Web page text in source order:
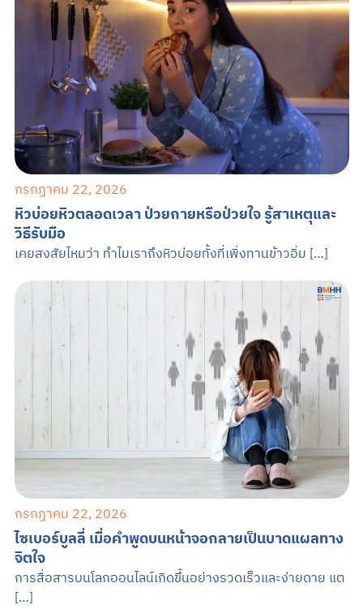
กรกฎาคม 22, 2026
หิวบ่อยหิวตลอดเวลา ป่วยกายหรือป่วยใจ รู้สาเหตุและ
วิธีรับมือ
เคยสงสัยไหมว่า ทำไมเราถึงหิวบ่อยทั้งที่เพิ่งทานข้าวอิ่ม […]
กรกฎาคม 22, 2026
ไซเบอร์บูลลี่ เมื่อคำพูดบนหน้าจอกลายเป็นบาดแผลทาง
จิตใจ
การสื่อสารบนโลกออนไลน์เกิดขึ้นอย่างรวดเร็วและง่ายดาย แต
[…]